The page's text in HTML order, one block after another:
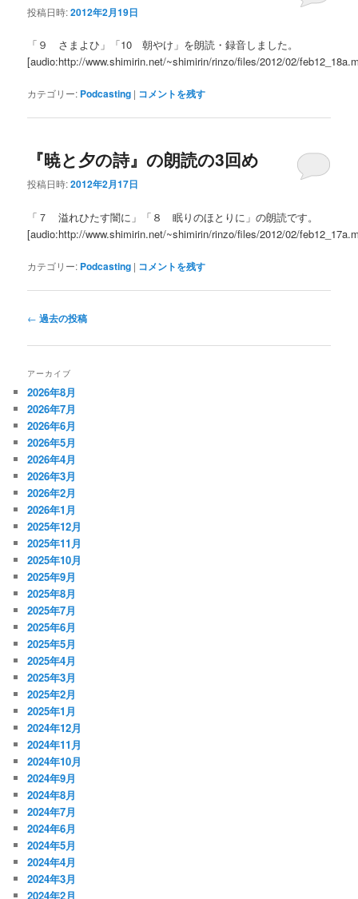
投稿日時:2012年2月19日
「９ さまよひ」「10 朝やけ」を朗読・録音しました。
[audio:http://www.shimirin.net/~shimirin/rinzo/files/2012/02/
カテゴリー: Podcasting | コメントを残す
『暁と夕の詩』の朗読の3回め
投稿日時:2012年2月17日
「７ 溢れひたす闇に」「８ 眠りのほとりに」の朗読です。
[audio:http://www.shimirin.net/~shimirin/rinzo/files/2012/02/
カテゴリー: Podcasting | コメントを残す
投
ナ
ー
シ
ョ
ン
← 過去の投稿
アーカイブ
2026年8月
2026年7月
2026年6月
2026年5月
2026年4月
2026年3月
2026年2月
2026年1月
2025年12月
2025年11月
2025年10月
2025年9月
2025年8月
2025年7月
2025年6月
2025年5月
2025年4月
2025年3月
2025年2月
2025年1月
2024年12月
2024年11月
2024年10月
2024年9月
2024年8月
2024年7月
2024年6月
2024年5月
2024年4月
2024年3月
2024年2月